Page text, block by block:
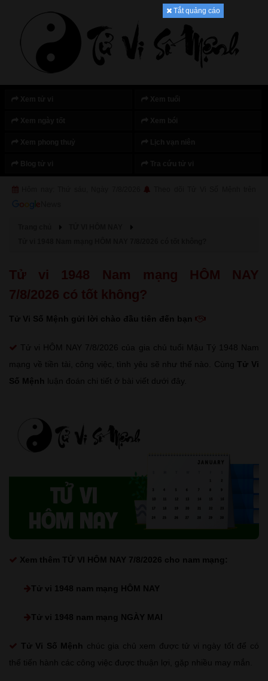
Tắt quảng cáo
Tử vi 1948 Nam mạng HÔM NAY
7/8/2026 có tốt không?
Tử Vi Số Mệnh gửi lời chào đầu tiên đến bạn
Tử vi HÔM NAY 7/8/2026 của gia chủ tuổi Mậu Tý 1948 Nam
mạng về tiền tài, công việc, tình yêu sẽ như thế nào. Cùng Tử Vi
Số Mệnh luận đoán chi tiết ở bài viết dưới đây.
Xem thêm TỬ VI HÔM NAY 7/8/2026 cho nam mạng:
Tử vi 1948 nam mạng HÔM NAY
Tử vi 1948 nam mạng NGÀY MAI
Tử Vi Số Mệnh chúc gia chủ xem được tử vi ngày tốt để có
thể tiến hành các công việc được thuận lợi, gặp nhiều may mắn.